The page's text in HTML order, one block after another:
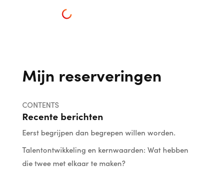
Mijn reserveringen
CONTENTS
Recente berichten
Eerst begrijpen dan begrepen willen worden.
Talentontwikkeling en kernwaarden: Wat hebben
die twee met elkaar te maken?